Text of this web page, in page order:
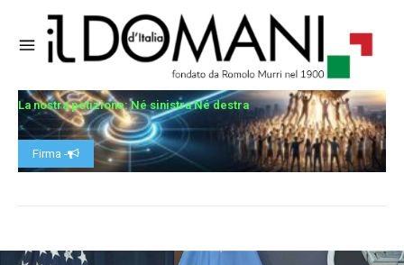
La nostra petizione: Né sinistra Né destra
Firma -